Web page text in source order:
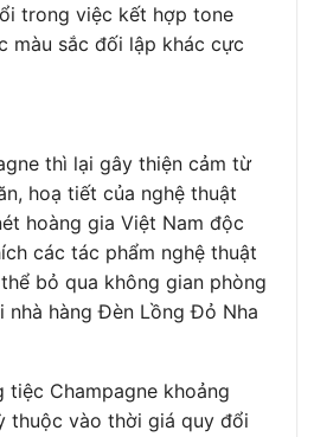
trong việc kết hợp tone
màu sắc đối lập khác cực
thì lại gây thiện cảm từ
hoạ tiết của nghệ thuật
hoàng gia Việt Nam độc
các tác phẩm nghệ thuật
bỏ qua không gian phòng
nhà hàng Đèn Lồng Đỏ Nha
tiệc Champagne khoảng
thuộc vào thời giá quy đổi